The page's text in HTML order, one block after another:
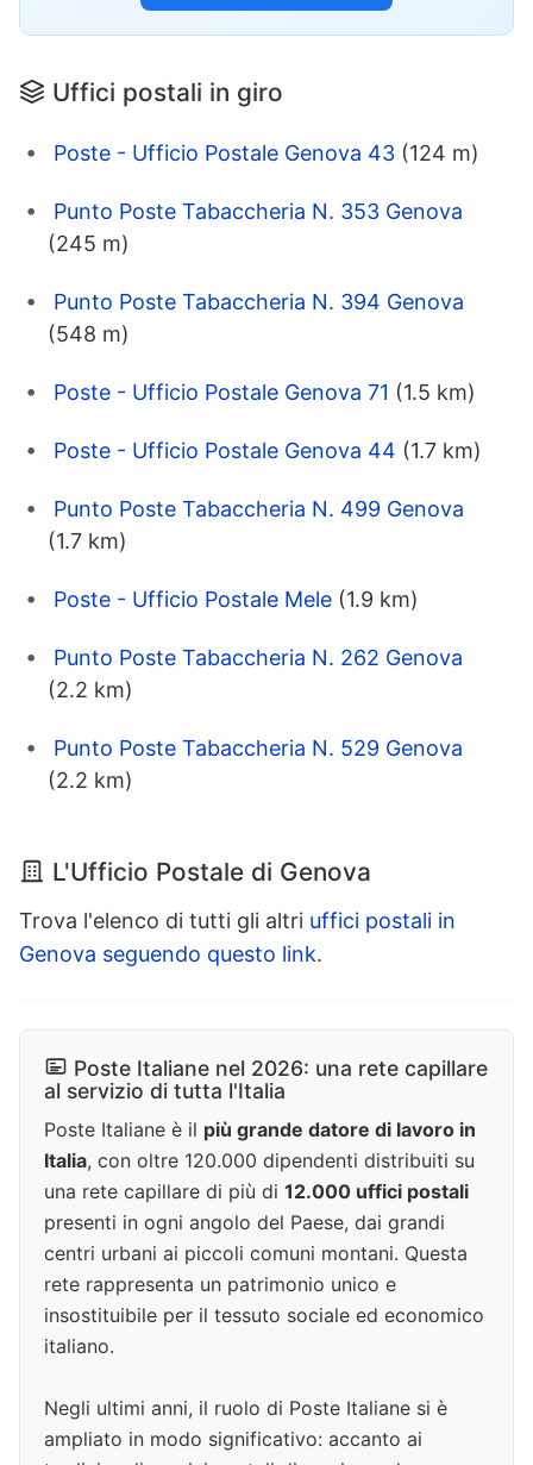
Uffici postali in giro
Poste - Ufficio Postale Genova 43 (124 m)
Punto Poste Tabaccheria N. 353 Genova
(245 m)
Punto Poste Tabaccheria N. 394 Genova
(548 m)
Poste - Ufficio Postale Genova 71 (1.5 km)
Poste - Ufficio Postale Genova 44 (1.7 km)
Punto Poste Tabaccheria N. 499 Genova
(1.7 km)
Poste - Ufficio Postale Mele (1.9 km)
Punto Poste Tabaccheria N. 262 Genova
(2.2 km)
Punto Poste Tabaccheria N. 529 Genova
(2.2 km)
L'Ufficio Postale di Genova
Trova l'elenco di tutti gli altri uffici postali in
Genova seguendo questo link.
Poste Italiane nel 2026: una rete capillare
al servizio di tutta l'Italia
Poste Italiane è il più grande datore di lavoro in
Italia, con oltre 120.000 dipendenti distribuiti su
una rete capillare di più di 12.000 uffici postali
presenti in ogni angolo del Paese, dai grandi
centri urbani ai piccoli comuni montani. Questa
rete rappresenta un patrimonio unico e
insostituibile per il tessuto sociale ed economico
italiano.
Negli ultimi anni, il ruolo di Poste Italiane si è
ampliato in modo significativo: accanto ai